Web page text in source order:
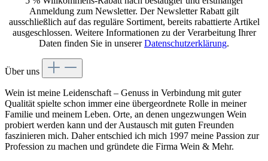
Anmeldung zum Newsletter. Der Newsletter Rabatt gilt
ausschließlich auf das reguläre Sortiment, bereits rabattierte Artikel
ausgeschlossen. Weitere Informationen zu der Verarbeitung Ihrer
Daten finden Sie in unsererDatenschutzerklärung.
Über uns
Wein ist meine Leidenschaft – Genuss in Verbindung mit guter
Qualität spielte schon immer eine übergeordnete Rolle in meiner
Familie und meinem Leben. Orte, an denen ungezwungen Wein
probiert werden kann und der Austausch mit guten Freunden
faszinieren mich. Daher entschied ich mich 1997 meine Passion zur
Profession zu machen und gründete die Firma Wein & Mehr.